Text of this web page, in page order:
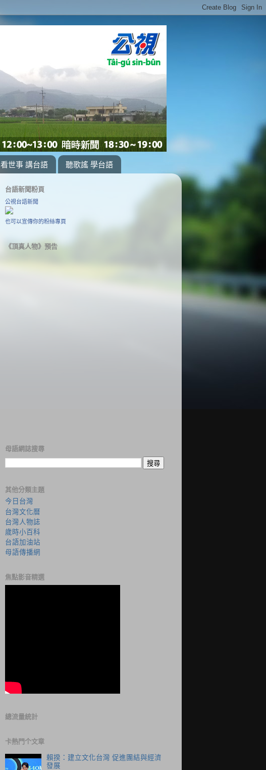
看世事 講台語 聽歌謠 學台語
台語新聞粉頁
公視台語新聞
也可以宣傳你的粉絲專頁
《頂真人物》預告
母語網誌搜尋
其他分類主題
今日台灣
台灣文化曆
台灣人物誌
歲時小百科
台語加油站
母語傳播網
焦點影音精選
總流量統計
卡熱門个文章
賴揆：建立文化台灣 促進團結與經濟
發展